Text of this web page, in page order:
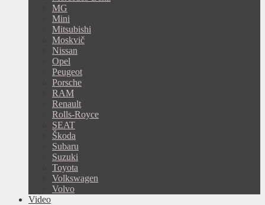
MG
Mini
Mitsubishi
Moskvič
Nissan
Opel
Peugeot
Porsche
RAM
Renault
Rolls-Royce
SEAT
Škoda
Subaru
Suzuki
Toyota
Volkswagen
Volvo
Video